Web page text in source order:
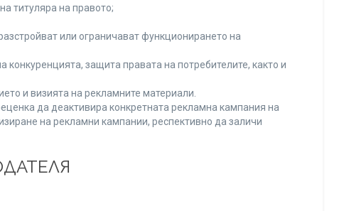
титуляра на правото;
или ограничават функционирането на
защита правата на потребителите, както и
и визията на рекламните материали.
да деактивира конкретната рекламна кампания на
на рекламни кампании, респективно да заличи